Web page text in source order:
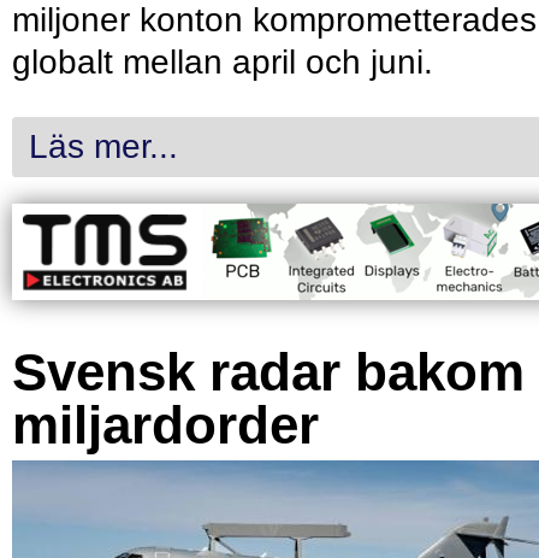
miljoner konton komprometterades
globalt mellan april och juni.
Läs mer...
Svensk radar bakom
miljardorder